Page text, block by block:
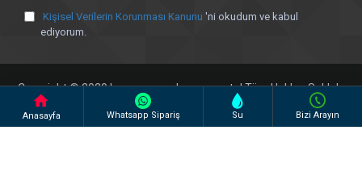
Kişisel Verilerin Korunması Kanunu 'ni okudum ve kabul
ediyorum.
Copyright © 2020 | arma-pazarlama.com.tr | Tüm Hakları Saklıdır
Anasayfa Whatsapp Sipariş Su Bizi Arayın